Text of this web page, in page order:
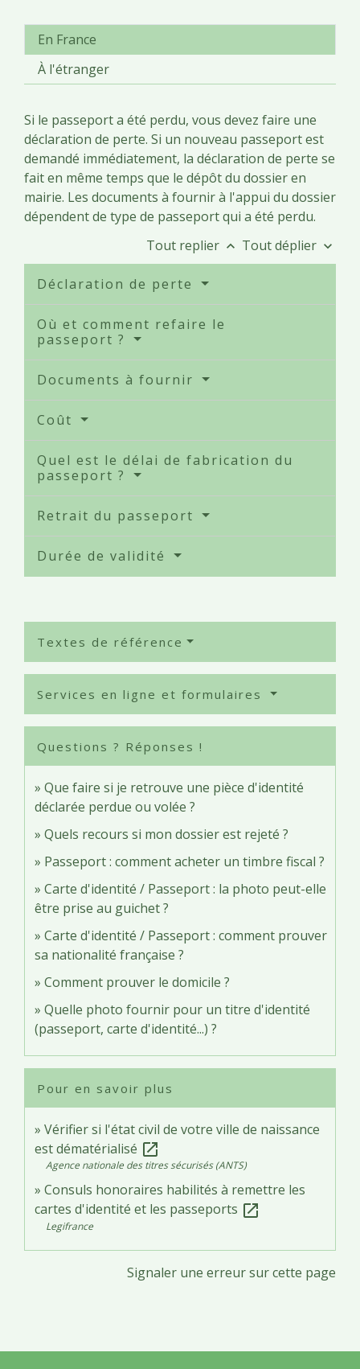
En France
À l'étranger
Si le passeport a été perdu, vous devez faire une
déclaration de perte. Si un nouveau passeport est
demandé immédiatement, la déclaration de perte se
fait en même temps que le dépôt du dossier en
mairie. Les documents à fournir à l'appui du dossier
dépendent de type de passeport qui a été perdu.
Tout replier keyboard_arrow_up Tout déplier keyboard_arrow_down
Déclaration de perte
Où et comment refaire le
passeport ?
Documents à fournir
Coût
Quel est le délai de fabrication du
passeport ?
Retrait du passeport
Durée de validité
Textes de référence
Services en ligne et formulaires
Questions ? Réponses !
Que faire si je retrouve une pièce d'identité
déclarée perdue ou volée ?
Quels recours si mon dossier est rejeté ?
Passeport : comment acheter un timbre fiscal ?
Carte d'identité / Passeport : la photo peut-elle
être prise au guichet ?
Carte d'identité / Passeport : comment prouver
sa nationalité française ?
Comment prouver le domicile ?
Quelle photo fournir pour un titre d'identité
(passeport, carte d'identité...) ?
Pour en savoir plus
Vérifier si l'état civil de votre ville de naissance
est dématérialisé open_in_new
Agence nationale des titres sécurisés (ANTS)
Consuls honoraires habilités à remettre les
cartes d'identité et les passeports open_in_new
Legifrance
Signaler une erreur sur cette page